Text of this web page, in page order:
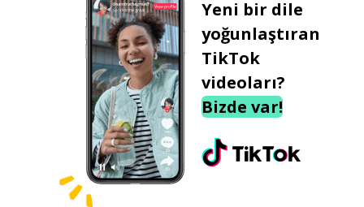
Yeni bir dile
yoğunlaştıran
TikTok
videoları?
Bizde var!